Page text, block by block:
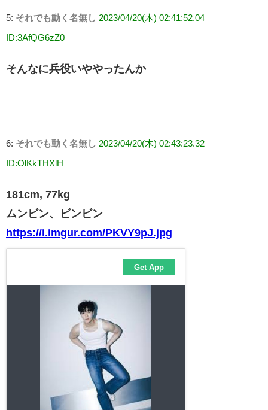
5: それでも動く名無し 2023/04/20(木) 02:41:52.04
ID:3AfQG6zZ0
そんなに兵役いややったんか
6: それでも動く名無し 2023/04/20(木) 02:43:23.32
ID:OlKkTHXlH
181cm, 77kg
ムンビン、ビンビン
https://i.imgur.com/PKVY9pJ.jpg